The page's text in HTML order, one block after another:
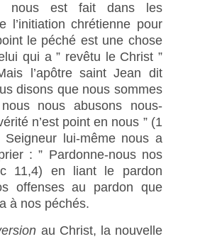
nous est fait dans les
l’initiation chrétienne pour
le péché est une chose
qui a ” revêtu le Christ ”
l’apôtre saint Jean dit
disons que nous sommes
nous abusons nous-
n’est point en nous ” (1
lui-même nous a
: ” Pardonne-nous nos
11,4) en liant le pardon
offenses au pardon que
à nos péchés.
au Christ, la nouvelle